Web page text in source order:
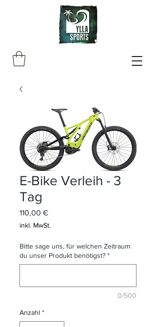
E-Bike Verleih - 3
Tag
110,00 €Preis
inkl. MwSt.
Bitte sage uns, für welchen Zeitraum
du unser Produkt benötigst? *
0/500
Anzahl *